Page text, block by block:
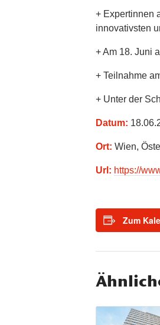
+ Expertinnen
innovativsten
+ Am 18. Juni
+ Teilnahme
+ Unter der
Datum:
Ort:Wien,
Url: https://
Zum